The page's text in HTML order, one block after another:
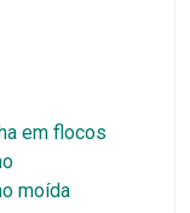
em flocos
moída